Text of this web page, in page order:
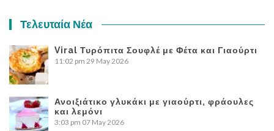
Τελευταία Νέα
Viral Τυρόπιτα Σουφλέ με Φέτα και Γιαούρτι
11:02 pm 29 May 2026
Ανοιξιάτικο γλυκάκι με γιαούρτι, φράουλες
και λεμόνι
3:03 pm 07 May 2026